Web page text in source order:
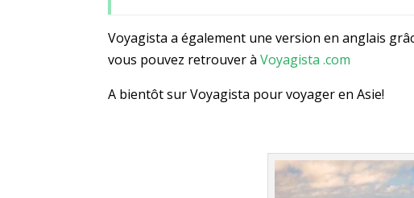
Voyagista a également une version en anglais
vous pouvez retrouver àVoyagista .com
A bientôt sur Voyagista pour voyager en Asie!